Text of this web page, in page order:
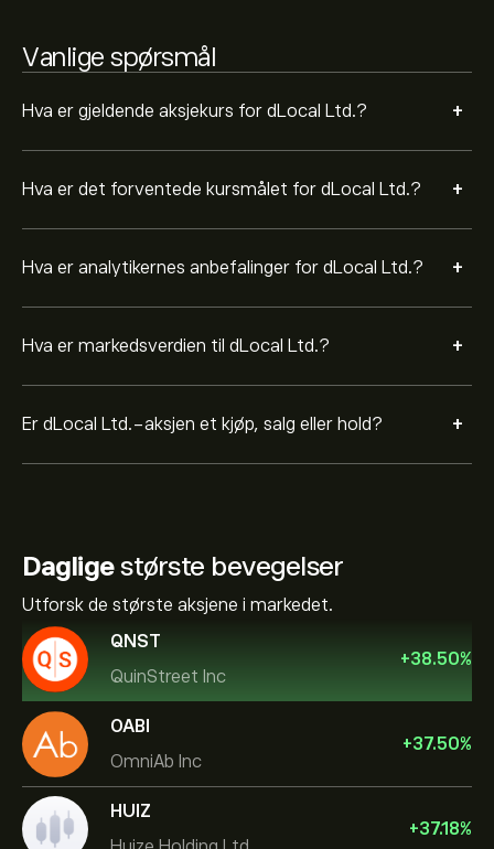
Vanlige spørsmål
Hva er gjeldende aksjekurs for dLocal Ltd.? +
Hva er det forventede kursmålet for dLocal Ltd.? +
Hva er analytikernes anbefalinger for dLocal Ltd.? +
Hva er markedsverdien til dLocal Ltd.? +
Er dLocal Ltd.-aksjen et kjøp, salg eller hold? +
Dagligestørste bevegelser
Utforsk de største aksjene i markedet.
QNST
QuinStreet Inc
+38.50%
OABI
OmniAb Inc
+37.50%
HUIZ
+37.18%